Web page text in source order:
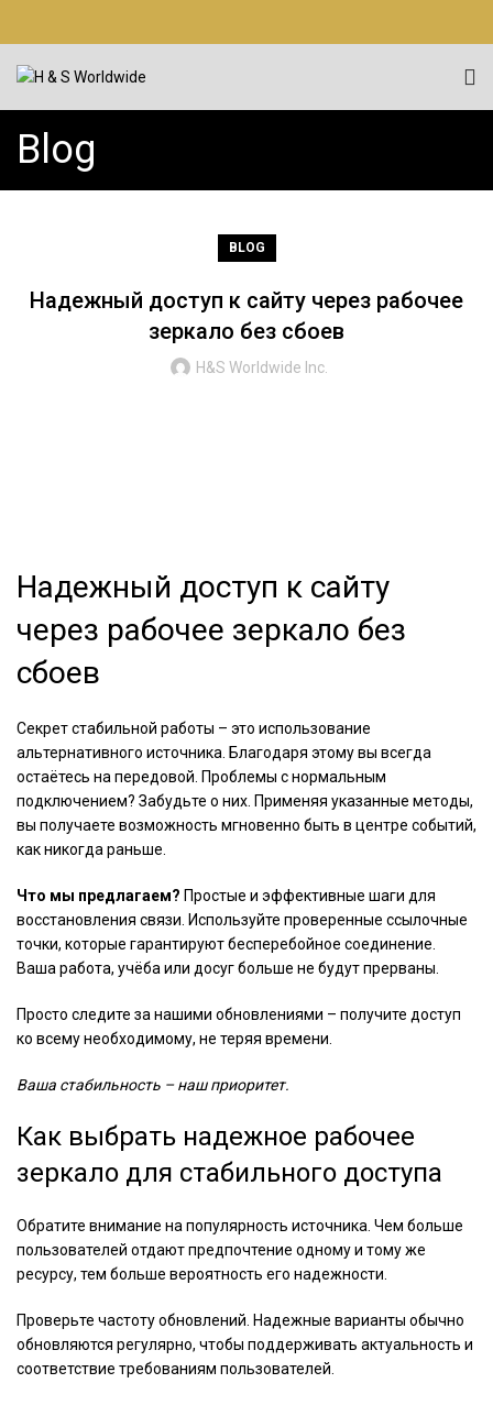
Blog
BLOG
Надежный доступ к сайту через рабочее
зеркало без сбоев
H&S Worldwide Inc.
Надежный доступ к сайту
через рабочее зеркало без
сбоев
Секрет стабильной работы – это использование
альтернативного источника. Благодаря этому вы всегда
остаётесь на передовой. Проблемы с нормальным
подключением? Забудьте о них. Применяя указанные методы,
вы получаете возможность мгновенно быть в центре событий,
как никогда раньше.
Что мы предлагаем? Простые и эффективные шаги для
восстановления связи. Используйте проверенные ссылочные
точки, которые гарантируют бесперебойное соединение.
Ваша работа, учёба или досуг больше не будут прерваны.
Просто следите за нашими обновлениями – получите доступ
ко всему необходимому, не теряя времени.
Ваша стабильность – наш приоритет.
Как выбрать надежное рабочее
зеркало для стабильного доступа
Обратите внимание на популярность источника. Чем больше
пользователей отдают предпочтение одному и тому же
ресурсу, тем больше вероятность его надежности.
Проверьте частоту обновлений. Надежные варианты обычно
обновляются регулярно, чтобы поддерживать актуальность и
соответствие требованиям пользователей.